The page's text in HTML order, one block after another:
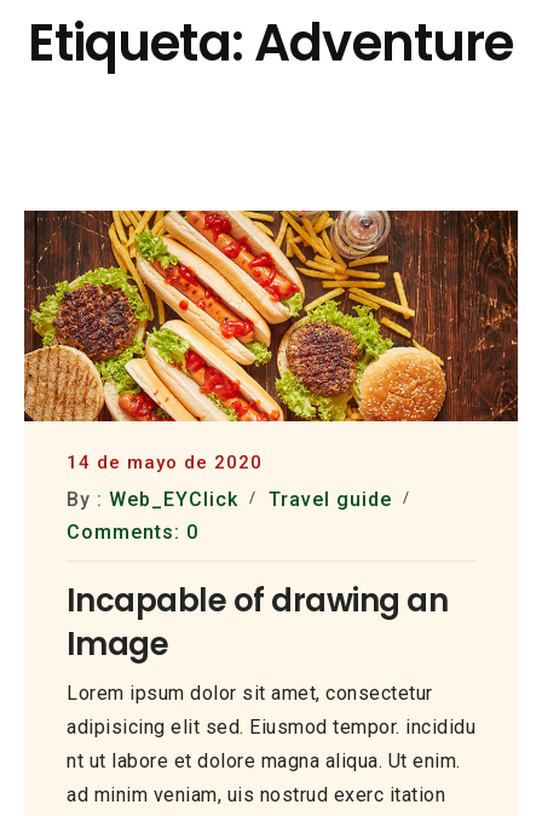
Etiqueta:Adventure
14 de mayo de 2020
By : Web_EYClick
Travel guide
Comments: 0
Incapable of drawing an
Image
Lorem ipsum dolor sit amet, consectetur
adipisicing elit sed. Eiusmod tempor. incididu
nt ut labore et dolore magna aliqua. Ut enim.
ad minim veniam, uis nostrud exerc itation